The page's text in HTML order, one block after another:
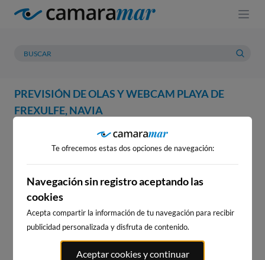
PREVISIÓN DE OLAS Y WEBCAM PLAYA DE
FREXULFE, NAVIA
PREVISIÓN METEOROLOGÍA
WEBCAM PLAYA DE FREXULFE,
NAVIA
WEBCAMS CERCANAS
Te ofrecemos estas dos opciones de navegación:
Navegación sin registro aceptando las
cookies
Acepta compartir la información de tu navegación para recibir
publicidad personalizada y disfruta de contenido.
Aceptar cookies y continuar